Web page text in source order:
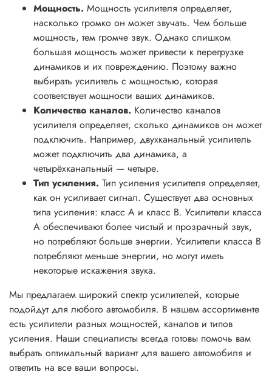
Мощность. Мощность усилителя определяет,
насколько громко он может звучать. Чем больше
мощность, тем громче звук. Однако слишком
большая мощность может привести к перегрузке
динамиков и их повреждению. Поэтому важно
выбирать усилитель с мощностью, которая
соответствует мощности ваших динамиков.
Количество каналов. Количество каналов
усилителя определяет, сколько динамиков он может
подключить. Например, двухканальный усилитель
может подключить два динамика, а
четырёхканальный — четыре.
Тип усиления. Тип усиления усилителя определяет,
как он усиливает сигнал. Существует два основных
типа усиления: класс A и класс B. Усилители класса
A обеспечивают более чистый и прозрачный звук,
но потребляют больше энергии. Усилители класса B
потребляют меньше энергии, но могут иметь
некоторые искажения звука.
Мы предлагаем широкий спектр усилителей, которые
подойдут для любого автомобиля. В нашем ассортименте
есть усилители разных мощностей, каналов и типов
усиления. Наши специалисты всегда готовы помочь вам
выбрать оптимальный вариант для вашего автомобиля и
ответить на все ваши вопросы.